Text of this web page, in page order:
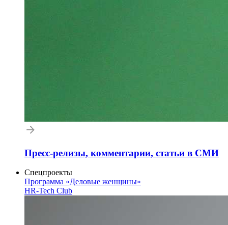
Пресс-релизы, комментарии, статьи в СМИ
Спецпроекты
Программа «Деловые женщины»
HR-Tech Club